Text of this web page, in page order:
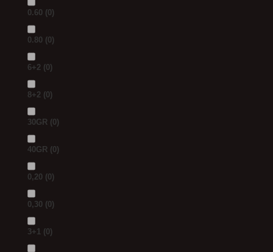
0.60 (0)
0.80 (0)
6+2 (0)
8+2 (0)
30GR (0)
40GR (0)
0,20 (0)
0,30 (0)
3+1 (0)